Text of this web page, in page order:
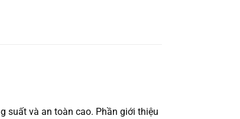
suất và an toàn cao. Phần giới thiệu